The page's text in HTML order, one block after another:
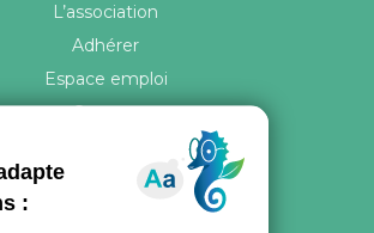
L’association
Adhérer
Espace emploi
Contact